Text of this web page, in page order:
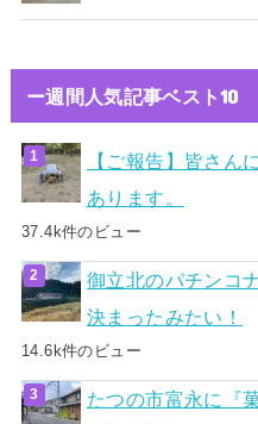
ー週間人気記事ベスト10
【ご報告】皆さん
あります。
37.4k件のビュー
御立北のパチンコ
決まったみたい！
14.6k件のビュー
たつの市富永に『